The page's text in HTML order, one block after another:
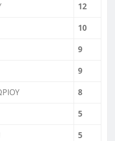
12
10
9
9
8
5
5